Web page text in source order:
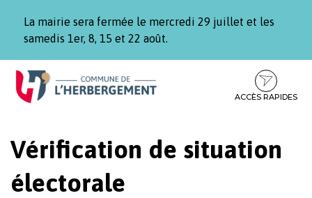
La mairie sera fermée le mercredi 29 juillet et les
samedis 1er, 8, 15 et 22 août.
Aller
Aller
contenu
Aller
pied
ACCÈS RAPIDES
Vérification de situation
électorale